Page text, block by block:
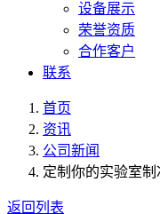
设备展示
荣誉资质
合作客户
联系
首页
资讯
公司新闻
定制你的实验室
返回列表